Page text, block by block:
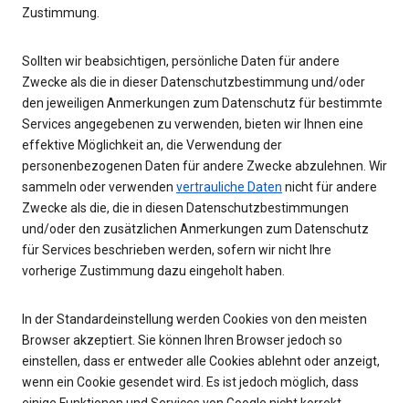
Zustimmung.
Sollten wir beabsichtigen, persönliche Daten für andere
Zwecke als die in dieser Datenschutzbestimmung und/oder
den jeweiligen Anmerkungen zum Datenschutz für bestimmte
Services angegebenen zu verwenden, bieten wir Ihnen eine
effektive Möglichkeit an, die Verwendung der
personenbezogenen Daten für andere Zwecke abzulehnen. Wir
sammeln oder verwenden vertrauliche Daten nicht für andere
Zwecke als die, die in diesen Datenschutzbestimmungen
und/oder den zusätzlichen Anmerkungen zum Datenschutz
für Services beschrieben werden, sofern wir nicht Ihre
vorherige Zustimmung dazu eingeholt haben.
In der Standardeinstellung werden Cookies von den meisten
Browser akzeptiert. Sie können Ihren Browser jedoch so
einstellen, dass er entweder alle Cookies ablehnt oder anzeigt,
wenn ein Cookie gesendet wird. Es ist jedoch möglich, dass